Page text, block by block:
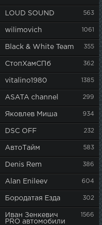
LOUD SOUND 563
wilimovich 1061
Black & White Team 355
СтопХамСПб 362
vitalino1980 1385
ASATA channel 299
Яковлев Миша 934
DSC OFF 232
АвтоТайм 583
Denis Rem 386
Alan Enileev 604
Бородатая Езда 302
Иван Зенкевич
PRO автомобили
1566